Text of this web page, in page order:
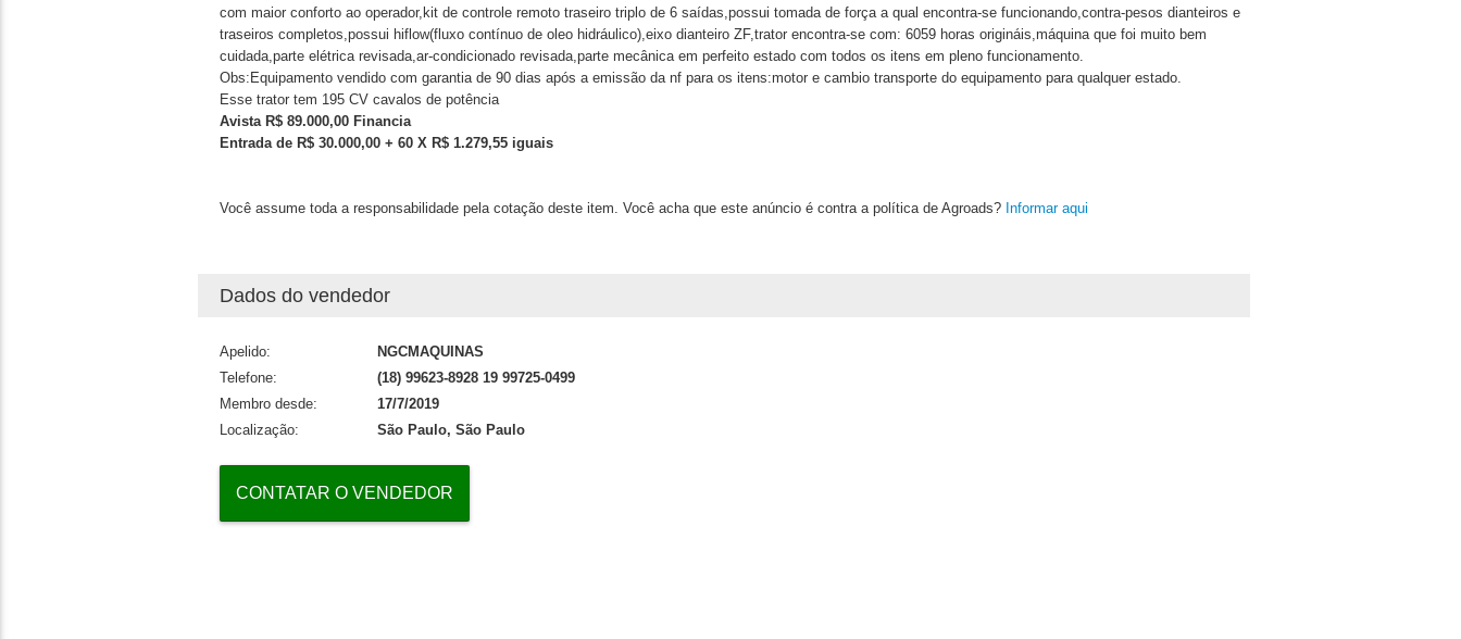
com maior conforto ao operador,kit de controle remoto traseiro triplo de 6 saídas,possui tomada de força a qual encontra-se funcionando,contra-pesos dianteiros e
traseiros completos,possui hiflow(fluxo contínuo de oleo hidráulico),eixo dianteiro ZF,trator encontra-se com: 6059 horas origináis,máquina que foi muito bem
cuidada,parte elétrica revisada,ar-condicionado revisada,parte mecânica em perfeito estado com todos os itens em pleno funcionamento.
Obs:Equipamento vendido com garantia de 90 dias após a emissão da nf para os itens:motor e cambio transporte do equipamento para qualquer estado.
Esse trator tem 195 CV cavalos de potência
Avista R$ 89.000,00 Financia
Entrada de R$ 30.000,00 + 60 X R$ 1.279,55 iguais
Você assume toda a responsabilidade pela cotação deste item. Você acha que este anúncio é contra a política de Agroads? Informar aqui
Dados do vendedor
Apelido:
NGCMAQUINAS
Telefone:
(18) 99623-8928 19 99725-0499
Membro desde:
17/7/2019
Localização:
São Paulo, São Paulo
CONTATAR O VENDEDOR